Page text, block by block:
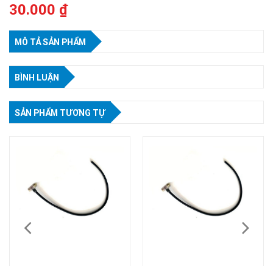
30.000 ₫
MÔ TẢ SẢN PHẨM
BÌNH LUẬN
SẢN PHẨM TƯƠNG TỰ